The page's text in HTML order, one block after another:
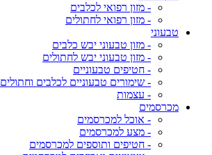
- מזון רפואי לכלבים
- מזון רפואי לחתולים
טבעוני
- מזון טבעוני יבש כלבים
- מזון טבעוני יבש לחתולים
- חטיפים טבעוניים
- שימורים טבעוניים לכלבים וחתולים
- עצמות
מכרסמים
- אוכל למכרסמים
- מצע למכרסמים
- חטיפים ותוספים למכרסמים